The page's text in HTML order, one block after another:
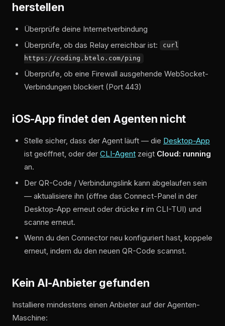
herstellen
Überprüfe deine Internetverbindung
Überprüfe, ob das Relay erreichbar ist:
curl
https://coding.btelo.com/ping
Überprüfe, ob eine Firewall ausgehende WebSocket-
Verbindungen blockiert (Port 443)
iOS-App findet den Agenten nicht
Stelle sicher, dass der Agent läuft — die Desktop-App
ist geöffnet, oder der CLI-Agent zeigt Cloud: running
an.
Der QR-Code / Verbindungslink kann abgelaufen sein
— aktualisiere ihn (öffne das Connect-Panel in der
Desktop-App erneut oder drücke r im CLI-TUI) und
scanne erneut.
Wenn du den Connector neu konfiguriert hast, koppele
erneut, indem du den neuen QR-Code scannst.
Kein AI-Anbieter gefunden
Installiere mindestens einen Anbieter auf der Agenten-
Maschine: